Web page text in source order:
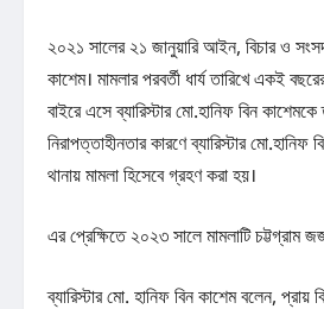
২০২১ সালের ২১ জানুয়ারি আইন, বিচার ও
কাশেম। মামলার পরবর্তী ধার্য তারিখে একই
বাইরে এসে ব্যারিস্টার মো.হানিফ বিন
নিরাপত্তাহীনতার কারণে ব্যারিস্টার
থানায় মামলা হিসেবে গ্রহণ করা হয়।
এর প্রেক্ষিতে ২০২৩ সালে মামলাটি
ব্যারিস্টার মো. হানিফ বিন কাশেম বলেন,